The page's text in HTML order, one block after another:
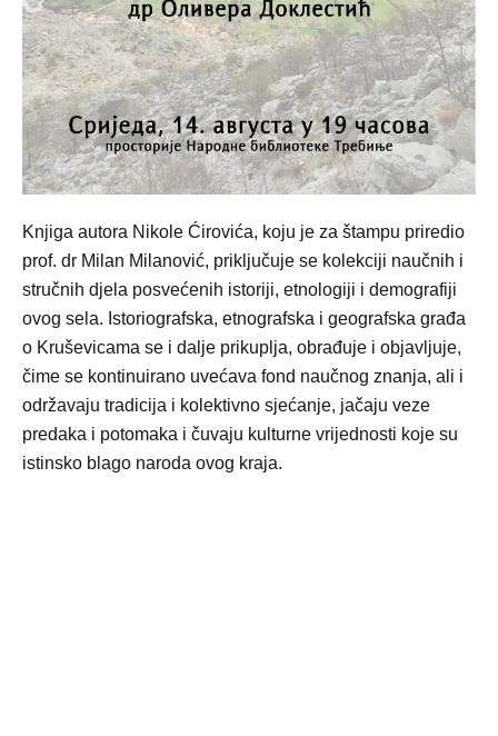
Knjiga autora Nikole Ćirovića, koju je za štampu priredio
prof. dr Milan Milanović, priključuje se kolekciji naučnih i
stručnih djela posvećenih istoriji, etnologiji i demografiji
ovog sela. Istoriografska, etnografska i geografska građa
o Kruševicama se i dalje prikuplja, obrađuje i objavljuje,
čime se kontinuirano uvećava fond naučnog znanja, ali i
održavaju tradicija i kolektivno sjećanje, jačaju veze
predaka i potomaka i čuvaju kulturne vrijednosti koje su
istinsko blago naroda ovog kraja.